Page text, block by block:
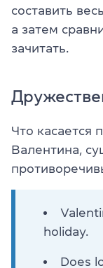
составить
а затем
зачитать.
Что касается
Валентина,
holiday.
Does